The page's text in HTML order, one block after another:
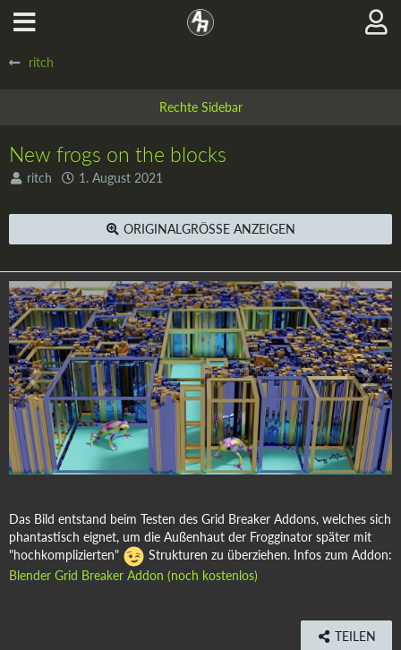
ritch
New frogs on the blocks
ritch 1. August 2021
ORIGINALGRÖSSE ANZEIGEN
Das Bild entstand beim Testen des Grid Breaker Addons, welches sich
phantastisch eignet, um die Außenhaut der Frogginator später mit
"hochkomplizierten"
Strukturen zu überziehen. Infos zum Addon:
Blender Grid Breaker Addon (noch kostenlos)
TEILEN